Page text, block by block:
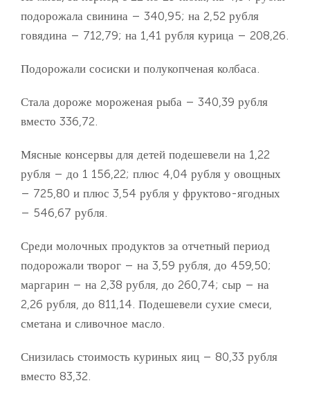
подорожала свинина – 340,95; на 2,52 рубля
говядина – 712,79; на 1,41 рубля курица – 208,26.
Подорожали сосиски и полукопченая колбаса.
Стала дороже мороженая рыба – 340,39 рубля
вместо 336,72.
Мясные консервы для детей подешевели на 1,22
рубля – до 1 156,22; плюс 4,04 рубля у овощных
– 725,80 и плюс 3,54 рубля у фруктово-ягодных
– 546,67 рубля.
Среди молочных продуктов за отчетный период
подорожали творог – на 3,59 рубля, до 459,50;
маргарин – на 2,38 рубля, до 260,74; сыр – на
2,26 рубля, до 811,14. Подешевели сухие смеси,
сметана и сливочное масло.
Снизилась стоимость куриных яиц – 80,33 рубля
вместо 83,32.